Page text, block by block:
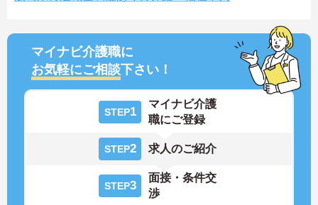
マイナビ介護職に
お気軽にご相談下さい！
STEP1
マイナビ介護
職にご登録
STEP2 求人のご紹介
STEP3
面接・条件交
渉